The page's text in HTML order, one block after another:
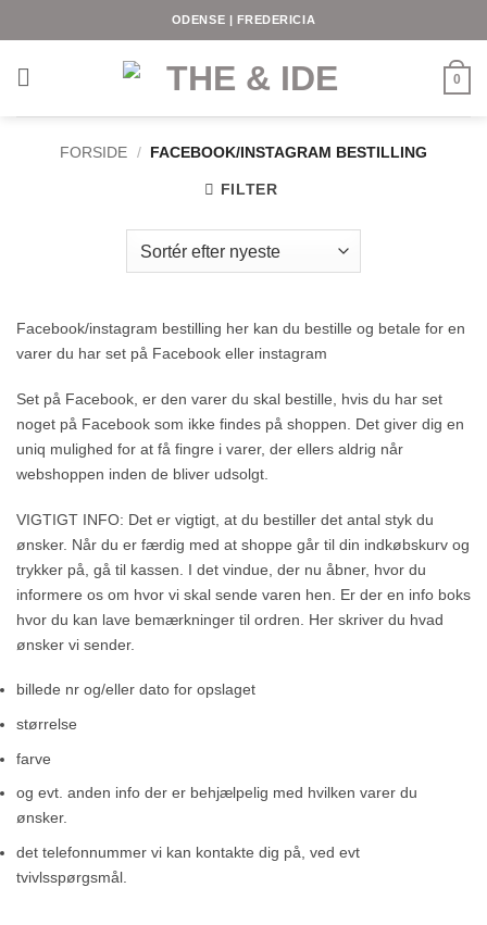
ODENSE | FREDERICIA
0
FORSIDE / FACEBOOK/INSTAGRAM BESTILLING
FILTER
Facebook/instagram bestilling her kan du bestille og betale for en
varer du har set på Facebook eller instagram
Set på Facebook, er den varer du skal bestille, hvis du har set
noget på Facebook som ikke findes på shoppen. Det giver dig en
uniq mulighed for at få fingre i varer, der ellers aldrig når
webshoppen inden de bliver udsolgt.
VIGTIGT INFO: Det er vigtigt, at du bestiller det antal styk du
ønsker. Når du er færdig med at shoppe går til din indkøbskurv og
trykker på, gå til kassen. I det vindue, der nu åbner, hvor du
informere os om hvor vi skal sende varen hen. Er der en info boks
hvor du kan lave bemærkninger til ordren. Her skriver du hvad
ønsker vi sender.
billede nr og/eller dato for opslaget
størrelse
farve
og evt. anden info der er behjælpelig med hvilken varer du
ønsker.
det telefonnummer vi kan kontakte dig på, ved evt
tvivlsspørgsmål.